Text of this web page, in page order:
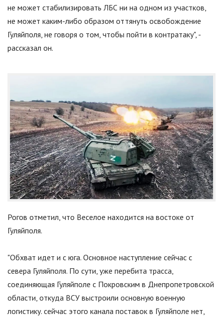
не может стабилизировать ЛБС ни на одном из участков,
не может каким-либо образом оттянуть освобождение
Гуляйполя, не говоря о том, чтобы пойти в контратаку", -
рассказал он.
Рогов отметил, что Веселое находится на востоке от
Гуляйполя.
"Обхват идет и с юга. Основное наступление сейчас с
севера Гуляйполя. По сути, уже перебита трасса,
соединяющая Гуляйполе с Покровским в Днепропетровской
области, откуда ВСУ выстроили основную военную
логистику. сейчас этого канала поставок в Гуляйполе нет,